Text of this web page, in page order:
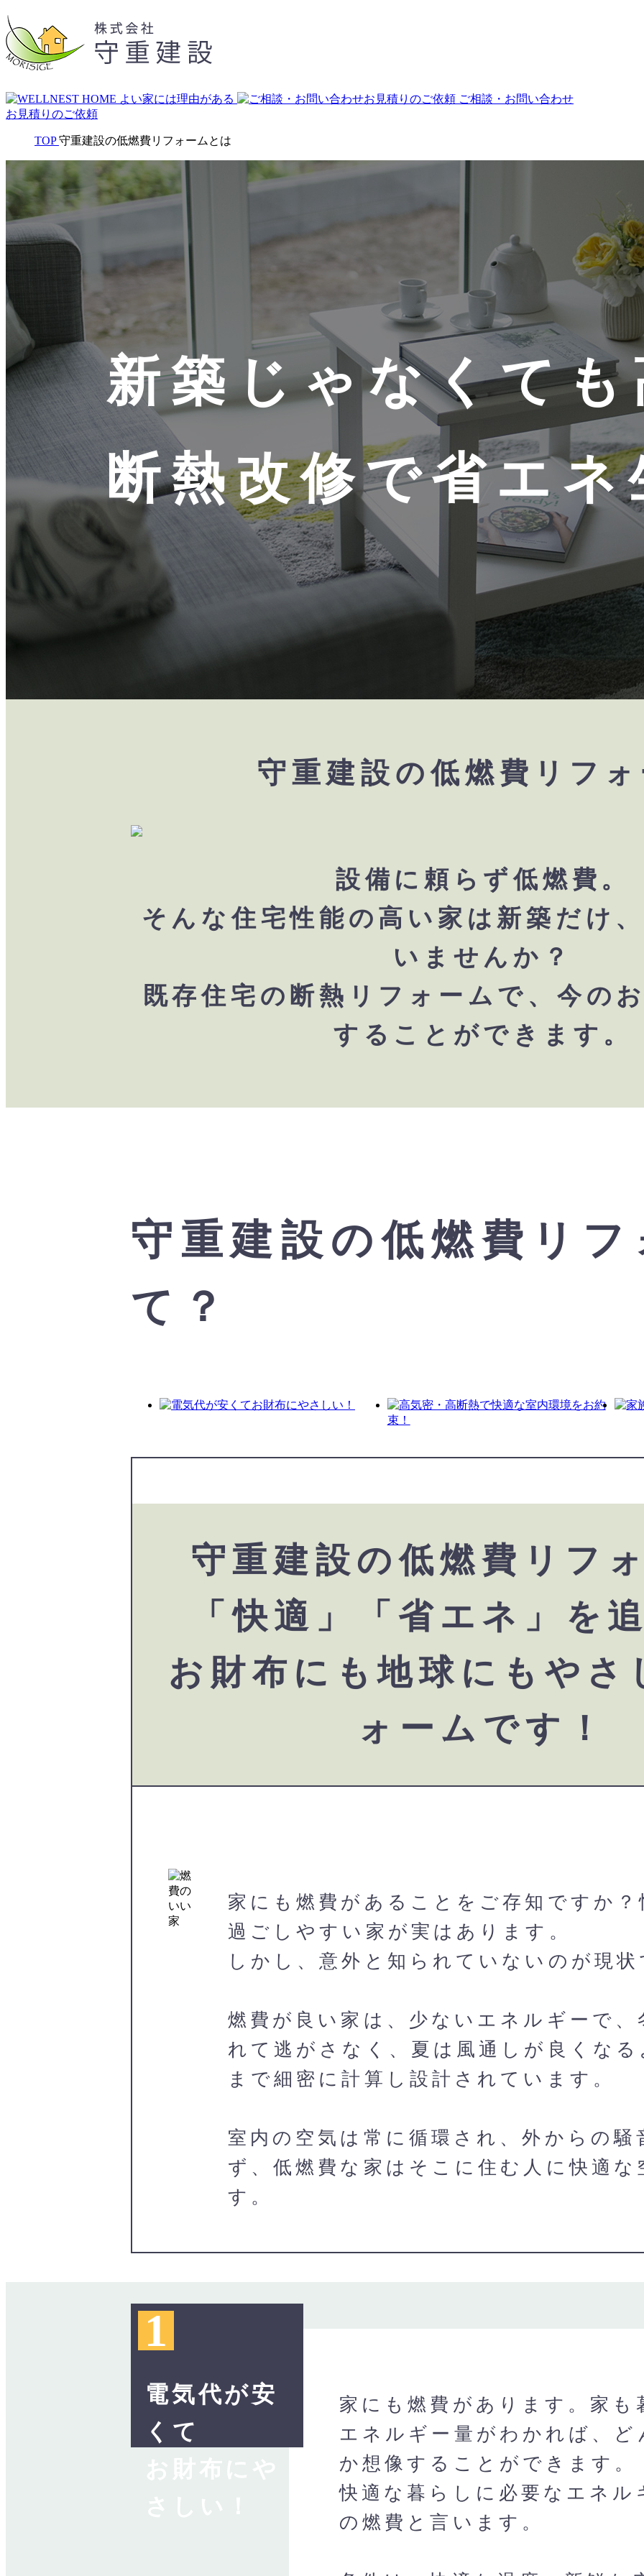
ご相談・お問い合わせ
お見積りのご依頼
TOP 守重建設の低燃費リフォームとは
新築じゃなくても
断熱改修で省エネ
守重建設の低燃費リフ
設備に頼らず低燃費。
そんな住宅性能の高い家は新築だけ
いませんか？
既存住宅の断熱リフォームで、今の
することができます。
守重建設の低燃費リ
て？
守重建設の低燃費リフ
「快適」「省エネ」を
お財布にも地球にも やさ
ォームです！
家にも燃費があることをご存知ですか
過ごしやすい家が実はあります。
しかし、意外と知られていないのが現
燃費が良い家は、少ないエネルギーで
れて逃がさなく、夏は風通しが良くな
まで細密に計算し設計されています。
室内の空気は常に循環され、外からの騒
ず、低燃費な家はそこに住む人に快適
す。
1
電気代が安
くて
家にも燃費があります。家も
エネルギー量がわかれば、
か想像することができます。
快適な暮らしに必要なエネル
の燃費と言います。